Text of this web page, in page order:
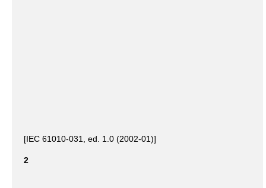
[IEC 61010-031, ed. 1.0 (2002-01)]
2